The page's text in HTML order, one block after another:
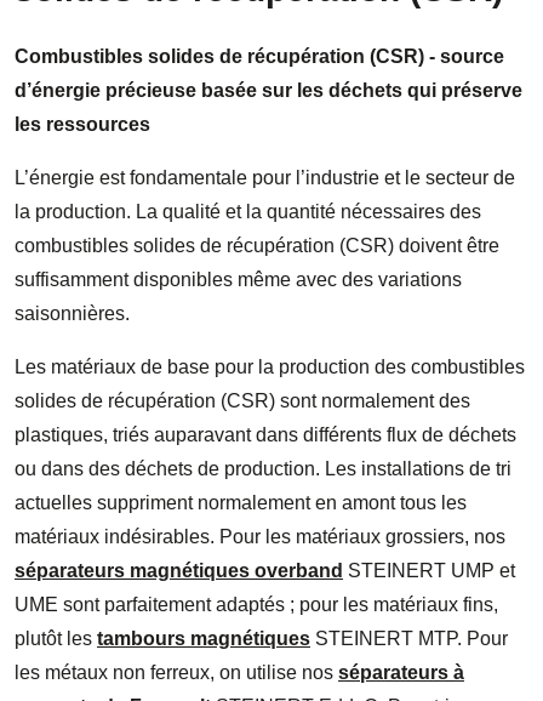
Combustibles solides de récupération (CSR) - source
d’énergie précieuse basée sur les déchets qui préserve
les ressources
L’énergie est fondamentale pour l’industrie et le secteur de
la production. La qualité et la quantité nécessaires des
combustibles solides de récupération (CSR) doivent être
suffisamment disponibles même avec des variations
saisonnières.
Les matériaux de base pour la production des combustibles
solides de récupération (CSR) sont normalement des
plastiques, triés auparavant dans différents flux de déchets
ou dans des déchets de production. Les installations de tri
actuelles suppriment normalement en amont tous les
matériaux indésirables. Pour les matériaux grossiers, nos
séparateurs magnétiques overband STEINERT UMP et
UME sont parfaitement adaptés ; pour les matériaux fins,
plutôt les tambours magnétiques STEINERT MTP. Pour
les métaux non ferreux, on utilise nos séparateurs à